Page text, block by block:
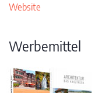
Website
Werbemittel